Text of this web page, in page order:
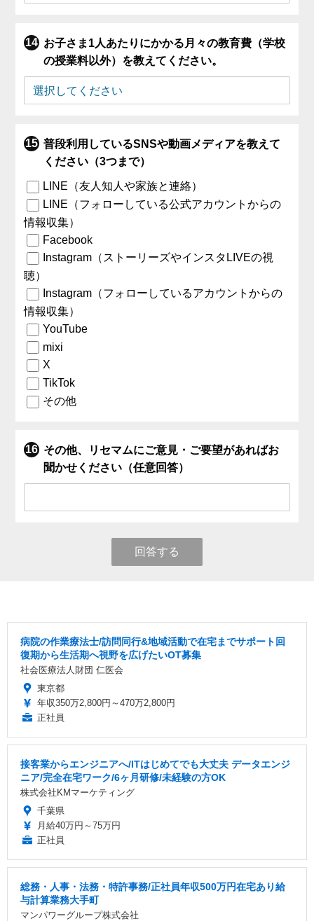
お子さま1人あたりにかかる月々の教育費（学校
の授業料以外）を教えてください。
普段利用しているSNSや動画メディアを教えて
ください（3つまで）
LINE（友人知人や家族と連絡）
LINE（フォローしている公式アカウントからの
情報収集）
Facebook
Instagram（ストーリーズやインスタLIVEの視
聴）
Instagram（フォローしているアカウントからの
情報収集）
YouTube
mixi
X
TikTok
その他
その他、リセマムにご意見・ご要望があればお
聞かせください（任意回答）
回答する
病院の作業療法士/訪問同行&地域活動で在宅までサポート回
復期から生活期へ視野を広げたいOT募集
社会医療法人財団 仁医会
東京都
年収350万2,800円～470万2,800円
正社員
接客業からエンジニアへ/ITはじめてでも大丈夫 データエンジ
ニア/完全在宅ワーク/6ヶ月研修/未経験の方OK
株式会社KMマーケティング
千葉県
月給40万円～75万円
正社員
総務・人事・法務・特許事務/正社員年収500万円在宅あり給
与計算業務大手町
マンパワーグループ株式会社